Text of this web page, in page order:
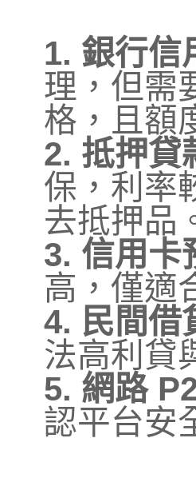
1. 銀行信
理，但需
格，且額
2. 抵押貸
保，利率
去抵押品
3. 信用卡
高，僅適
4. 民間借
法高利貸
5. 網路
認平台安